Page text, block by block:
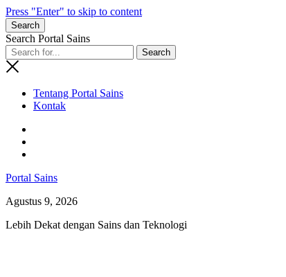
Press "Enter" to skip to content
Search
Search Portal Sains
Tentang Portal Sains
Kontak
Portal Sains
Agustus 9, 2026
Lebih Dekat dengan Sains dan Teknologi